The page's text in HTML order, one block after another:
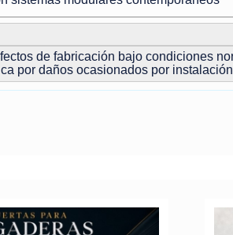
de fabricación bajo condiciones
por daños ocasionados por